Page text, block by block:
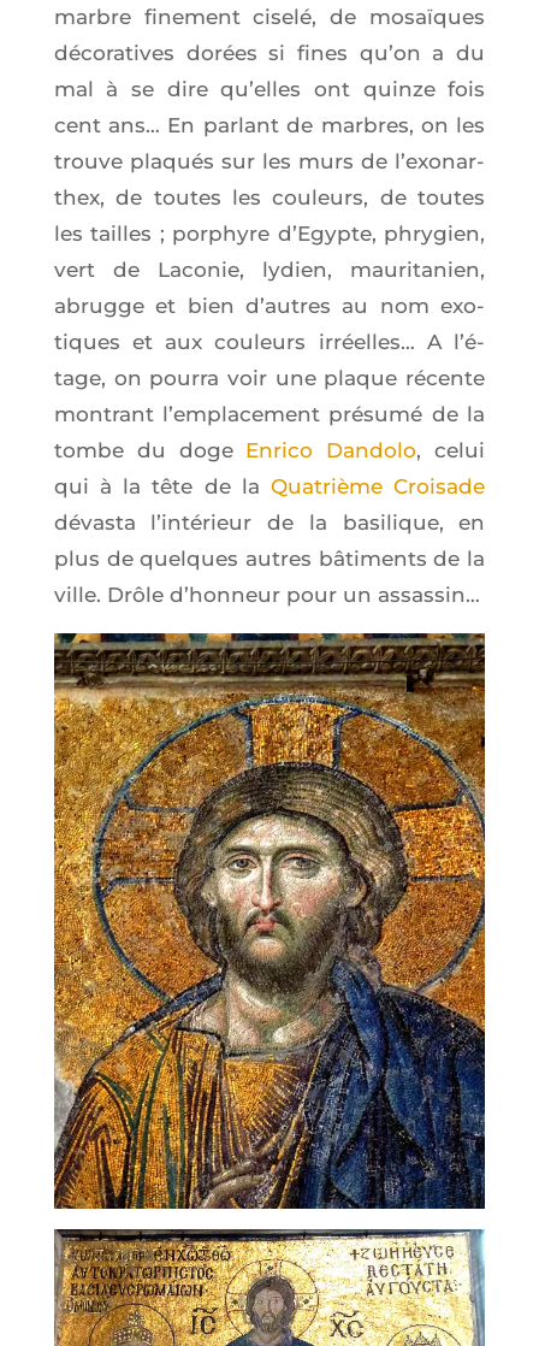
marbre fine­ment cise­lé, de mosaïques
déco­ra­tives dorées si fines qu’on a du
mal à se dire qu’elles ont quinze fois
cent ans… En par­lant de marbres, on les
trouve pla­qués sur les murs de l’exo­nar­
thex, de toutes les cou­leurs, de toutes
les tailles ; por­phyre d’E­gypte, phry­gien,
vert de Laco­nie, lydien, mau­ri­ta­nien,
abrugge et bien d’autres au nom exo­
tiques et aux cou­leurs irréelles… A l’é­
tage, on pour­ra voir une plaque récente
mon­trant l’emplacement pré­su­mé de la
tombe du doge Enri­co Dan­do­lo, celui
qui à la tête de la Qua­trième Croi­sade
dévas­ta l’in­té­rieur de la basi­lique, en
plus de quelques autres bâti­ments de la
ville. Drôle d’hon­neur pour un assassin…